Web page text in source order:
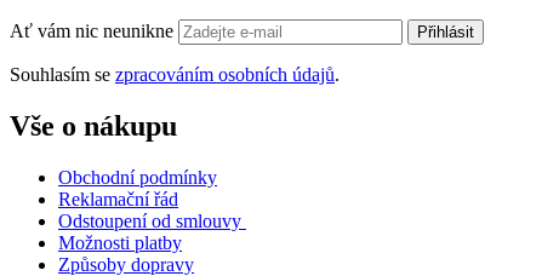
Ať vám nic neunikne Přihlásit
Souhlasím se zpracováním osobních údajů.
Vše o nákupu
Obchodní podmínky
Reklamační řád
Odstoupení od smlouvy
Možnosti platby
Způsoby dopravy